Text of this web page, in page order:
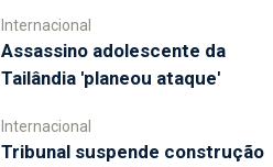
Internacional
Assassino adolescente da
Tailândia 'planeou ataque'
Internacional
Tribunal suspende construção